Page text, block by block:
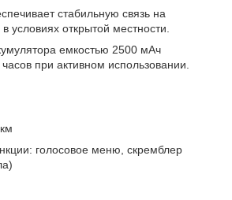
стабильную связь на
условиях открытой местности.
емкостью 2500 мАч
при активном использовании.
голосовое меню, скремблер